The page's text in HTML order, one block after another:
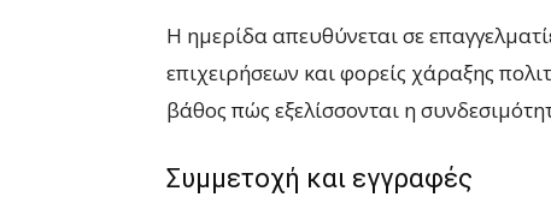
Η ημερίδα απευθύνεται σε
επιχειρήσεων και φορείς χάραξης
βάθος πώς εξελίσσονται η
Συμμετοχή και εγγραφές